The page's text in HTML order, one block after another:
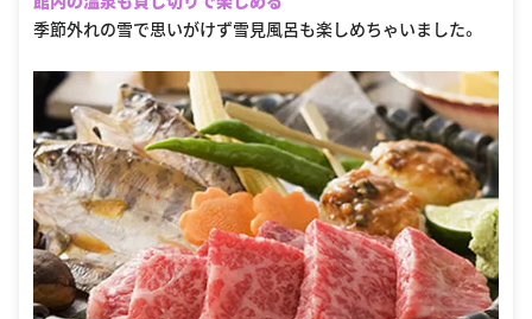
季節外れの雪で思いがけず雪見風呂も楽しめちゃいました。